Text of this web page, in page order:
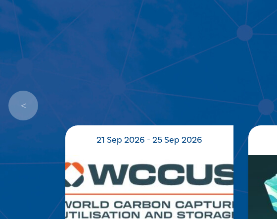
21 Sep 2026 - 25 Sep 2026